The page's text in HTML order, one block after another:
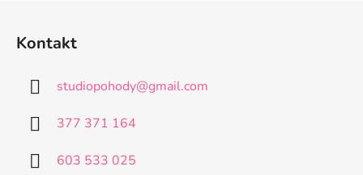
Kontakt
studiopohody@gmail.com
377 371 164
603 533 025